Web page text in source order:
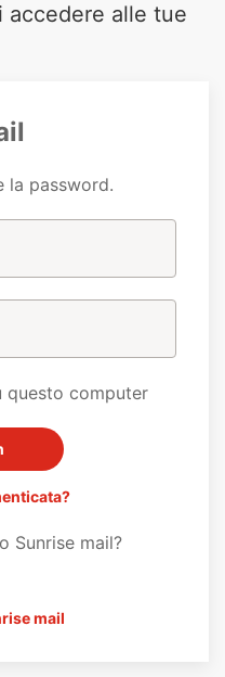
accedere alle tue
la password.
questo computer
Sunrise mail?
mail